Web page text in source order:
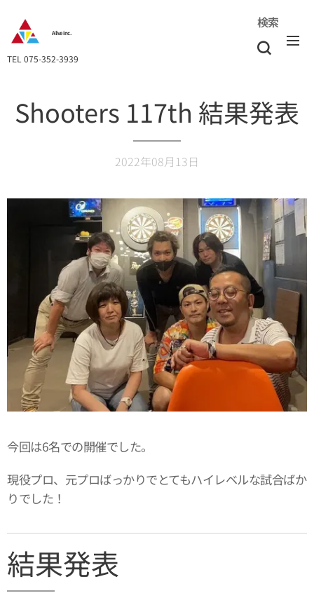
Alive inc.
TEL 075-352-3939
検索
Shooters 117th 結果発表
2022年08月13日
今回は6名での開催でした。
現役プロ、元プロばっかりでとてもハイレベルな試合ばか
りでした！
結果発表